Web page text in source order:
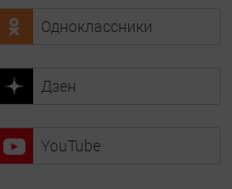
Одноклассники
Дзен
YouTube